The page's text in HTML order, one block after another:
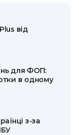
від
для ФОП:
в одному
з-за